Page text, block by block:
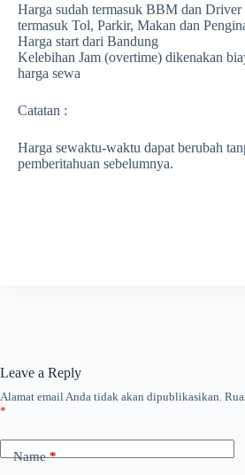
Harga sudah termasuk BBM dan Driver
termasuk Tol, Parkir, Makan dan
Harga start dari Bandung
Kelebihan Jam (overtime) dikenakan
harga sewa
Catatan :
Harga sewaktu-waktu dapat berubah
pemberitahuan sebelumnya.
Leave a Reply
Alamat email Anda tidak akan dipublikasikan.
*
Name*